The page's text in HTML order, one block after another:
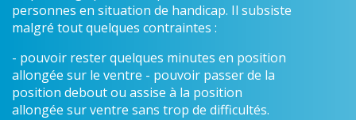
personnes en situation de handicap. Il subsiste
malgré tout quelques contraintes :
- pouvoir rester quelques minutes en position
allongée sur le ventre - pouvoir passer de la
position debout ou assise à la position
allongée sur ventre sans trop de difficultés.